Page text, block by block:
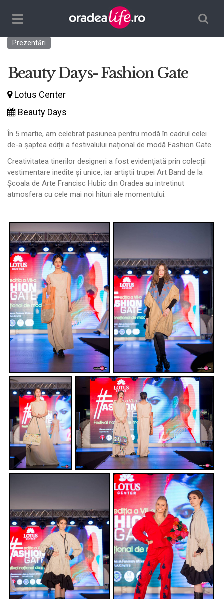
TPL_ORADEALIFE_TOGGLE_NAVIGATION
Prezentări
Beauty Days- Fashion Gate
Lotus Center
Beauty Days
În 5 martie, am celebrat pasiunea pentru modă în cadrul celei
de-a șaptea ediții a festivalului național de modă Fashion Gate.
Creativitatea tinerilor designeri a fost evidențiată prin colecții
vestimentare inedite și unice, iar artiștii trupei Art Band de la
Școala de Arte Francisc Hubic din Oradea au intretinut
atmosfera cu cele mai noi hituri ale momentului.